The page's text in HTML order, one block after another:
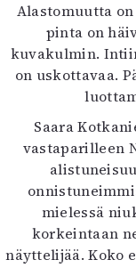
Alastomuutta
pinta on
kuvakulmin.
on uskottavaa.
Saara
vastaparilleen
mielessä
korkeintaan
näyttelijää. Koko